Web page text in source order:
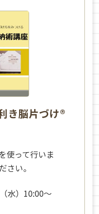
き脳片づけ®
使って行いま
さい。
水）10:00〜